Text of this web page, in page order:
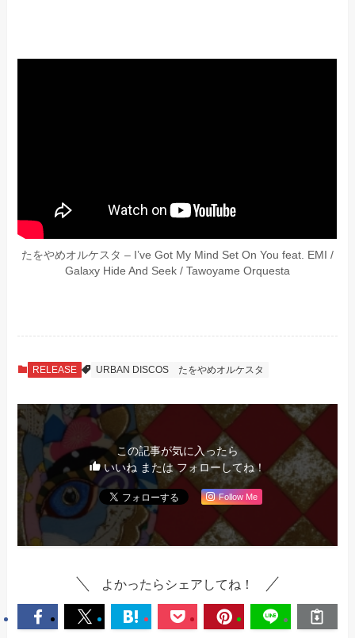
たをやめオルケスタ – I’ve Got My Mind Set On You feat. EMI /
Galaxy Hide And Seek / Tawoyame Orquesta
RELEASE URBAN DISCOS たをやめオルケスタ
この記事が気に入ったら
いいね または フォローしてね！
Follow Me
よかったらシェアしてね！